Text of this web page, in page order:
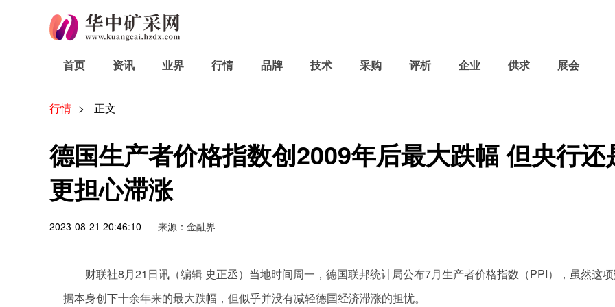
首页 资讯 业界 行情 品牌 技术 采购 评析 企业 供求 展会
行情 > 正文
德国生产者价格指数创2009年后最大跌幅 但央行还
更担心滞涨
2023-08-21 20:46:10 来源：金融界
财联社8月21日讯（编辑 史正丞）当地时间周一，德国联邦统计局公布7月生产者价格指数（PPI），虽然这
据本身创下十余年来的最大跌幅，但似乎并没有减轻德国经济滞涨的担忧。